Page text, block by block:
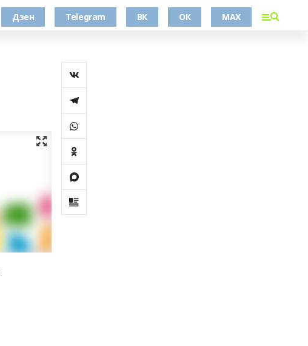
Дзен Telegram ВК ОК MAX